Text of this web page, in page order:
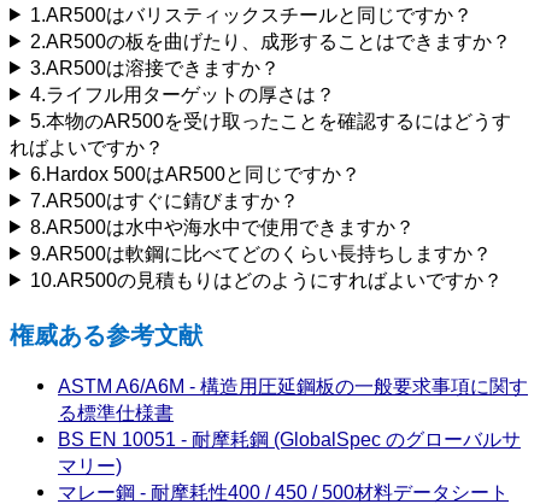
1.AR500はバリスティックスチールと同じですか？
2.AR500の板を曲げたり、成形することはできますか？
3.AR500は溶接できますか？
4.ライフル用ターゲットの厚さは？
5.本物のAR500を受け取ったことを確認するにはどうす
ればよいですか？
6.Hardox 500はAR500と同じですか？
7.AR500はすぐに錆びますか？
8.AR500は水中や海水中で使用できますか？
9.AR500は軟鋼に比べてどのくらい長持ちしますか？
10.AR500の見積もりはどのようにすればよいですか？
権威ある参考文献
ASTM A6/A6M - 構造用圧延鋼板の一般要求事項に関す
る標準仕様書
BS EN 10051 - 耐摩耗鋼 (GlobalSpec のグローバルサ
マリー)
マレー鋼 - 耐摩耗性400 / 450 / 500材料データシート